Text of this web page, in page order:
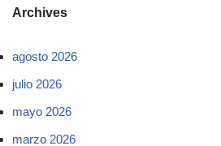
Archives
agosto 2026
julio 2026
mayo 2026
marzo 2026